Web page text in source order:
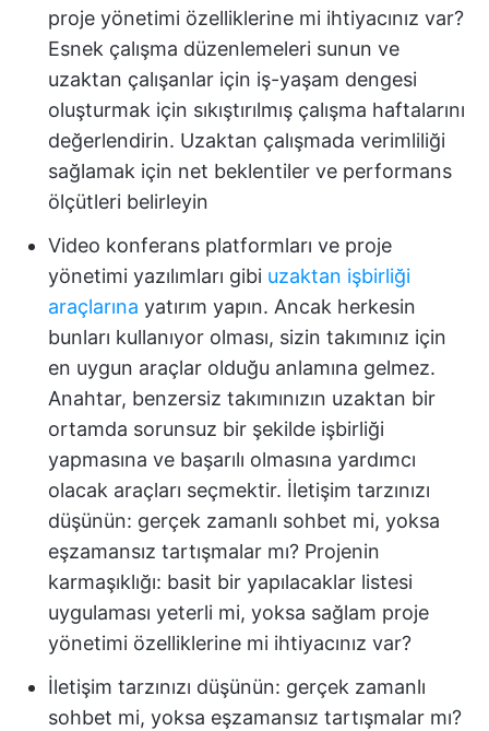
proje yönetimi özelliklerine mi ihtiyacınız var?
Esnek çalışma düzenlemeleri sunun ve
uzaktan çalışanlar için iş-yaşam dengesi
oluşturmak için sıkıştırılmış çalışma haftalarını
değerlendirin. Uzaktan çalışmada verimliliği
sağlamak için net beklentiler ve performans
ölçütleri belirleyin
Video konferans platformları ve proje
yönetimi yazılımları gibi uzaktan işbirliği
araçlarına yatırım yapın. Ancak herkesin
bunları kullanıyor olması, sizin takımınız için
en uygun araçlar olduğu anlamına gelmez.
Anahtar, benzersiz takımınızın uzaktan bir
ortamda sorunsuz bir şekilde işbirliği
yapmasına ve başarılı olmasına yardımcı
olacak araçları seçmektir. İletişim tarzınızı
düşünün: gerçek zamanlı sohbet mi, yoksa
eşzamansız tartışmalar mı? Projenin
karmaşıklığı: basit bir yapılacaklar listesi
uygulaması yeterli mi, yoksa sağlam proje
yönetimi özelliklerine mi ihtiyacınız var?
İletişim tarzınızı düşünün: gerçek zamanlı
sohbet mi, yoksa eşzamansız tartışmalar mı?